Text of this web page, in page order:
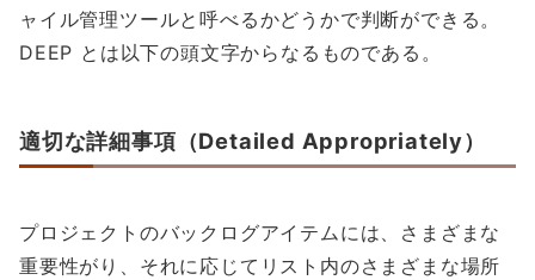
ャイル管理ツールと呼べるかどうかで判断ができる。
DEEP とは以下の頭文字からなるものである。
適切な詳細事項（Detailed Appropriately）
プロジェクトのバックログアイテムには、さまざまな
重要性がり、それに応じてリスト内のさまざまな場所